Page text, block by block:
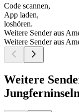
Code scannen,
App laden,
loshören.
Weitere Sender aus
Weitere Sender aus
Weitere
Jungferninseln